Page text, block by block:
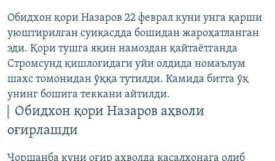
Обидхон қори Назаров 22 феврал куни унга қарши
уюштирилган суиқасдда бошидан жароҳатланган
эди. Қори тушга яқин намоздан қайтаётганда
Стромсунд қишлоғидаги уйи олдида номаълум
шахс томонидан ўққа тутилди. Камида битта ўқ
унинг бошига теккани айтилди.
Обидхон қори Назаров аҳволи
оғирлашди
Чоршанба куни оғир аҳволда касалхонага олиб